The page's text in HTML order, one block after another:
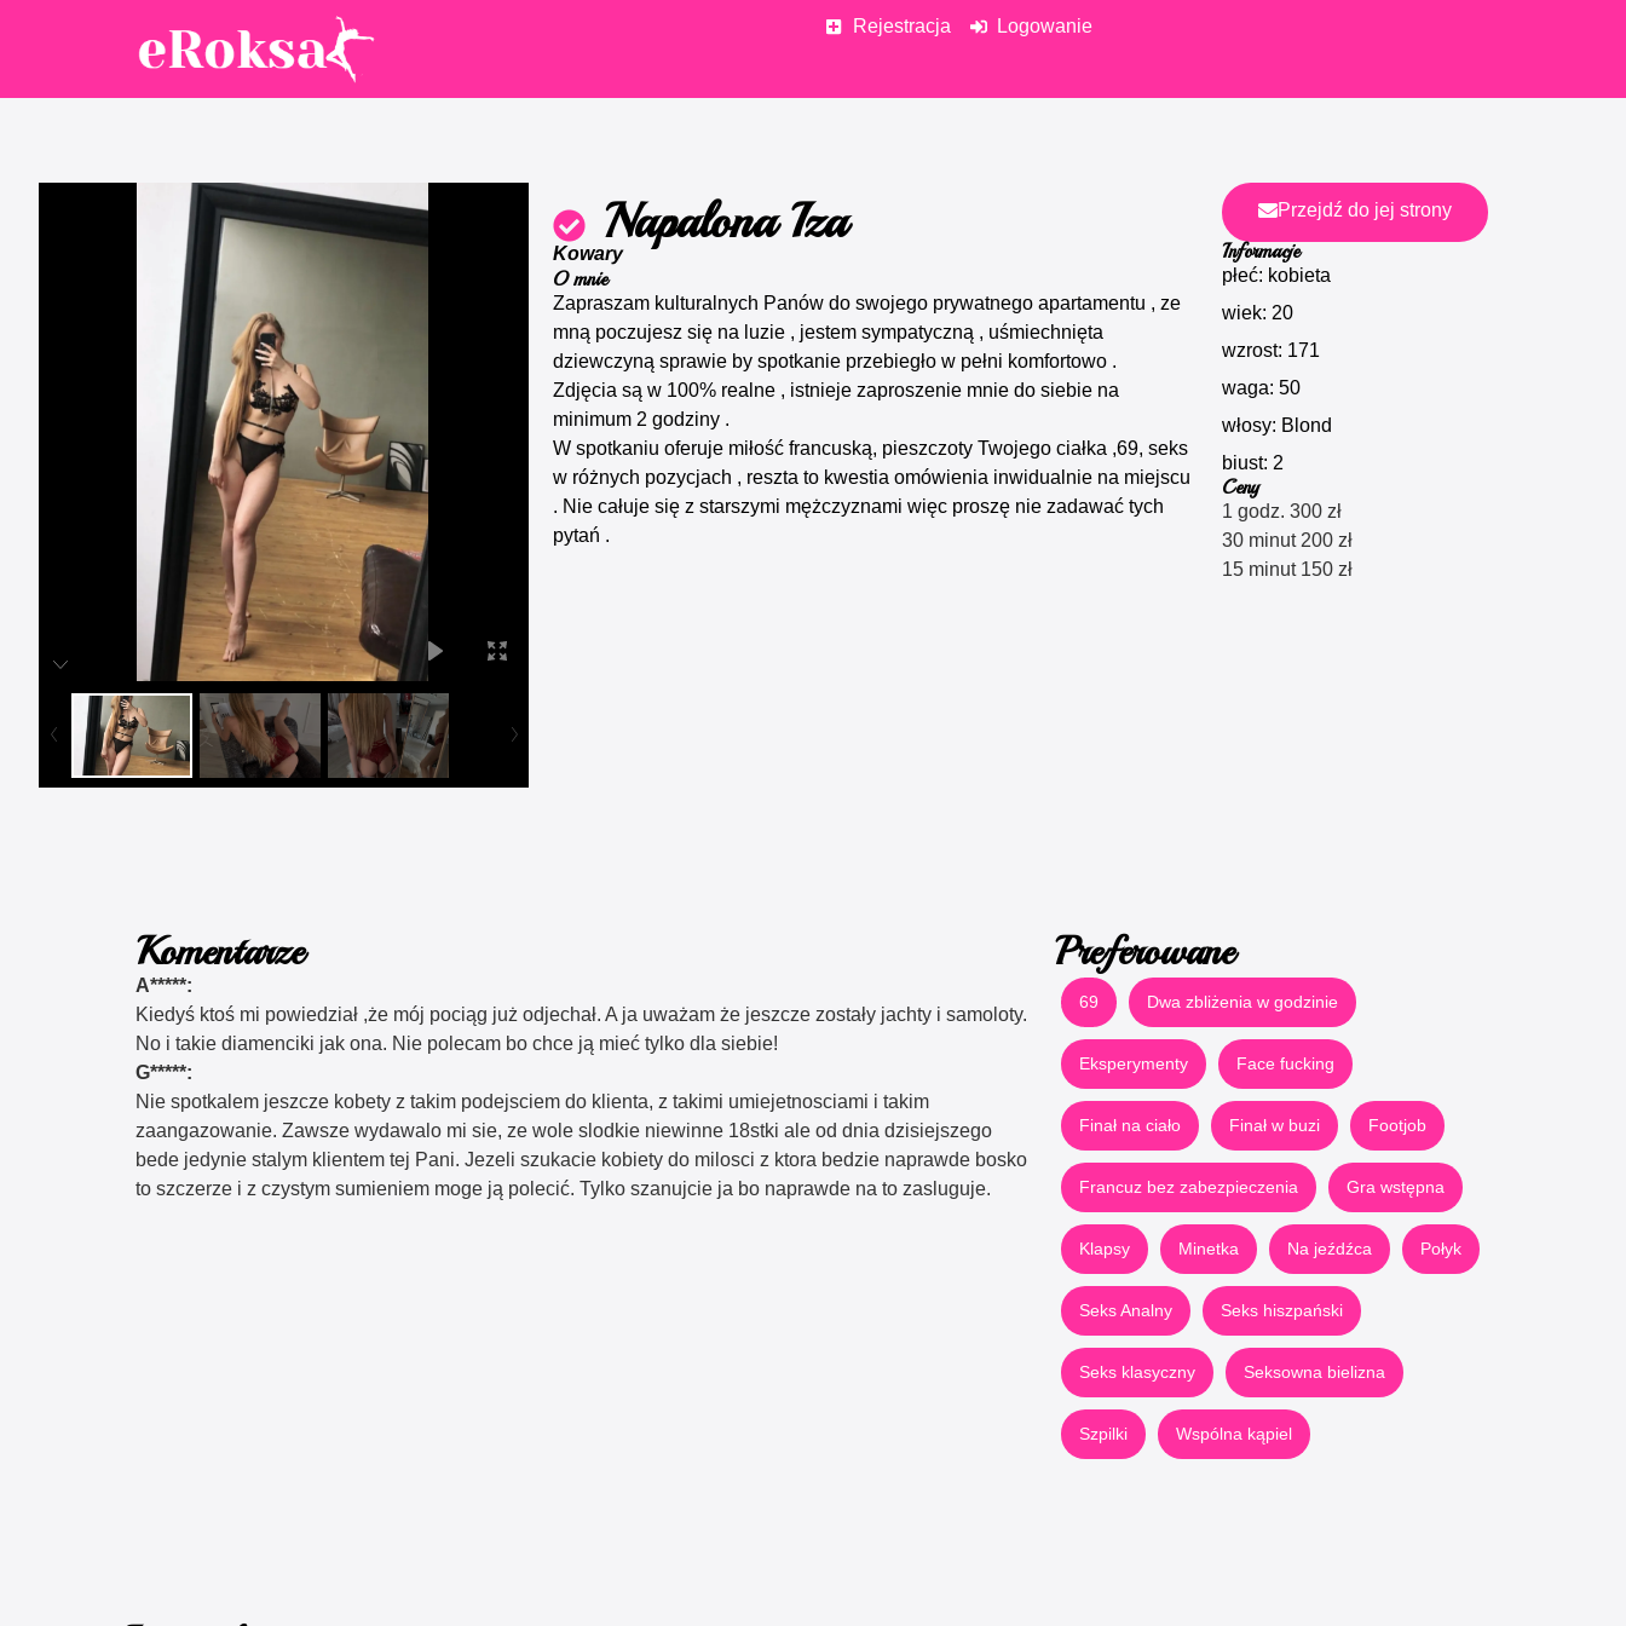
Rejestracja Logowanie
Napalona Iza
Kowary
O mnie
Zapraszam kulturalnych Panów do swojego prywatnego apartamentu , ze
mną poczujesz się na luzie , jestem sympatyczną , uśmiechnięta
dziewczyną sprawie by spotkanie przebiegło w pełni komfortowo .
Zdjęcia są w 100% realne , istnieje zaproszenie mnie do siebie na
minimum 2 godziny .
W spotkaniu oferuje miłość francuską, pieszczoty Twojego ciałka ,69, seks
w różnych pozycjach , reszta to kwestia omówienia inwidualnie na miejscu
. Nie całuje się z starszymi mężczyznami więc proszę nie zadawać tych
pytań .
Przejdź do jej strony
Informacje
płeć: kobieta
wiek: 20
wzrost: 171
waga: 50
włosy: Blond
biust: 2
Ceny
1 godz. 300 zł
30 minut 200 zł
15 minut 150 zł
Komentarze
A*****:
Kiedyś ktoś mi powiedział ,że mój pociąg już odjechał. A ja uważam że jeszcze zostały jachty i samoloty.
No i takie diamenciki jak ona. Nie polecam bo chce ją mieć tylko dla siebie!
G*****:
Nie spotkalem jeszcze kobety z takim podejsciem do klienta, z takimi umiejetnosciami i takim
zaangazowanie. Zawsze wydawalo mi sie, ze wole slodkie niewinne 18stki ale od dnia dzisiejszego
bede jedynie stalym klientem tej Pani. Jezeli szukacie kobiety do milosci z ktora bedzie naprawde bosko
to szczerze i z czystym sumieniem moge ją polecić. Tylko szanujcie ja bo naprawde na to zasluguje.
Preferowane
69 Dwa zbliżenia w godzinie
Eksperymenty Face fucking
Finał na ciało Finał w buzi Footjob
Francuz bez zabezpieczenia Gra wstępna
Klapsy Minetka Na jeźdźca Połyk
Seks Analny Seks hiszpański
Seks klasyczny Seksowna bielizna
Szpilki Wspólna kąpiel